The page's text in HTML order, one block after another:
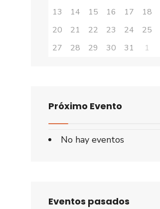
13
14 15 16 17 18
20
21 22 23 24 25
27
28 29 30 31 1
Próximo Evento
No hay eventos
Eventos pasados